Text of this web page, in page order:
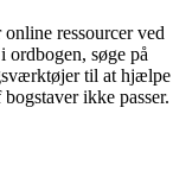
ressourcer ved
ordbogen, søge på
til at hjælpe
ikke passer.